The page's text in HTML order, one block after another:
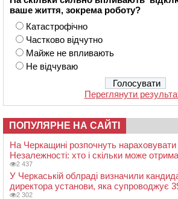
ваше життя, зокрема роботу?
Катастрофічно
Частково відчутно
Майже не впливають
Не відчуваю
Переглянути
ПОПУЛЯРНЕ НА САЙТІ
На Черкащині розпочнуть
Незалежності: хто і скільки може
2 437
У Черкаській облраді визначили
директора установи, яка супроводжує
2 302